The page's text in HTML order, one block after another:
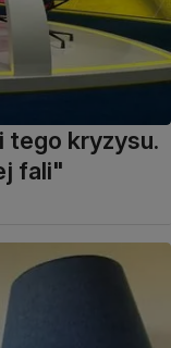
tego kryzysu.
fali"